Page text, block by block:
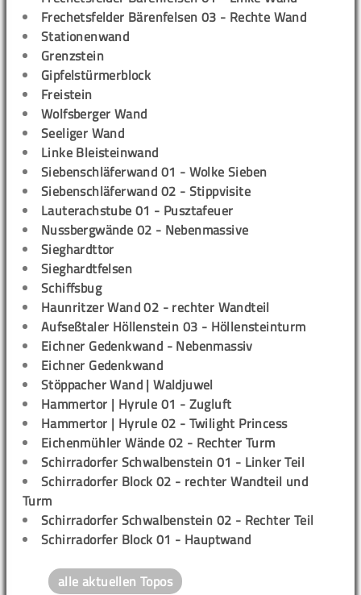
Frechetsfelder Bärenfelsen 03 - Rechte Wand
Stationenwand
Grenzstein
Gipfelstürmerblock
Freistein
Wolfsberger Wand
Seeliger Wand
Linke Bleisteinwand
Siebenschläferwand 01 - Wolke Sieben
Siebenschläferwand 02 - Stippvisite
Lauterachstube 01 - Pusztafeuer
Nussbergwände 02 - Nebenmassive
Sieghardttor
Sieghardtfelsen
Schiffsbug
Haunritzer Wand 02 - rechter Wandteil
Aufseßtaler Höllenstein 03 - Höllensteinturm
Eichner Gedenkwand - Nebenmassiv
Eichner Gedenkwand
Stöppacher Wand | Waldjuwel
Hammertor | Hyrule 01 - Zugluft
Hammertor | Hyrule 02 - Twilight Princess
Eichenmühler Wände 02 - Rechter Turm
Schirradorfer Schwalbenstein 01 - Linker Teil
Schirradorfer Block 02 - rechter Wandteil und
Turm
Schirradorfer Schwalbenstein 02 - Rechter Teil
Schirradorfer Block 01 - Hauptwand
alle aktuellen Topos